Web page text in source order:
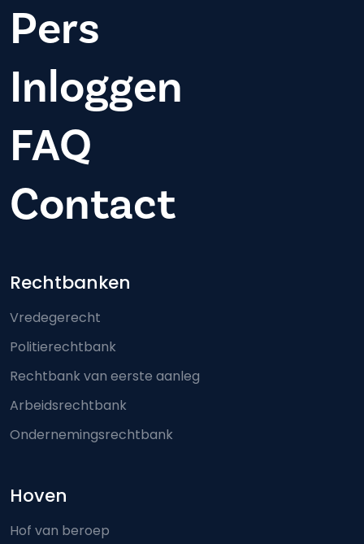
Pers
Inloggen
FAQ
Contact
Footer-menu
Rechtbanken
Vredegerecht
Politierechtbank
Rechtbank van eerste aanleg
Arbeidsrechtbank
Ondernemingsrechtbank
Hoven
Hof van beroep